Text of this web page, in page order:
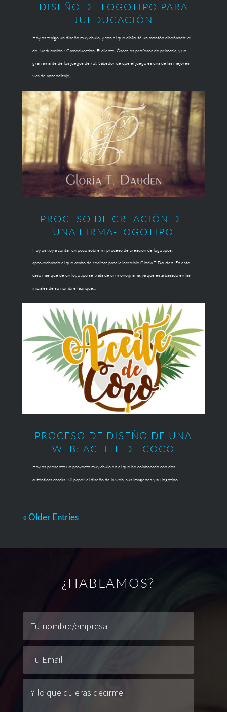
DISEÑO DE LOGOTIPO PARA
JUEDUCACIÓN
Hoy os traigo un diseño muy chulo, y con el que disfruté un montón diseñando: el
de Jueducación / Gameducation. El cliente, Óscar, es profesor de primaria, y un
gran amante de los juegos de rol. Sabedor de que el juego es una de las mejores
vías de aprendizaje,...
PROCESO DE CREACIÓN DE
UNA FIRMA-LOGOTIPO
Hoy os voy a contar un poco sobre mi proceso de creación de logotipos,
aprovechando el que acabo de realizar para la increíble Gloria T. Dauden. En este
caso más que de un logotipo se trata de un monograma, ya que está basado en las
iniciales de su nombre (aunque...
PROCESO DE DISEÑO DE UNA
WEB: ACEITE DE COCO
Hoy os presento un proyecto muy chulo en el que he colaborado con dos
auténticas cracks. Mi papel: el diseño de la web, sus imágenes y su logotipo.
« Older Entries
¿HABLAMOS?